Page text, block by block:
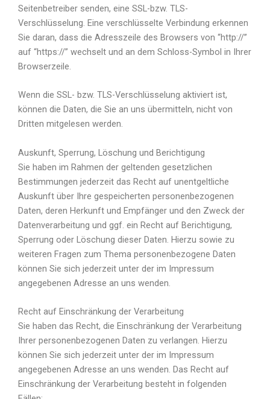
Seitenbetreiber senden, eine SSL-bzw. TLS-
Verschlüsselung. Eine verschlüsselte Verbindung erkennen
Sie daran, dass die Adresszeile des Browsers von “http://”
auf “https://” wechselt und an dem Schloss-Symbol in Ihrer
Browserzeile.
Wenn die SSL- bzw. TLS-Verschlüsselung aktiviert ist,
können die Daten, die Sie an uns übermitteln, nicht von
Dritten mitgelesen werden.
Auskunft, Sperrung, Löschung und Berichtigung
Sie haben im Rahmen der geltenden gesetzlichen
Bestimmungen jederzeit das Recht auf unentgeltliche
Auskunft über Ihre gespeicherten personenbezogenen
Daten, deren Herkunft und Empfänger und den Zweck der
Datenverarbeitung und ggf. ein Recht auf Berichtigung,
Sperrung oder Löschung dieser Daten. Hierzu sowie zu
weiteren Fragen zum Thema personenbezogene Daten
können Sie sich jederzeit unter der im Impressum
angegebenen Adresse an uns wenden.
Recht auf Einschränkung der Verarbeitung
Sie haben das Recht, die Einschränkung der Verarbeitung
Ihrer personenbezogenen Daten zu verlangen. Hierzu
können Sie sich jederzeit unter der im Impressum
angegebenen Adresse an uns wenden. Das Recht auf
Einschränkung der Verarbeitung besteht in folgenden